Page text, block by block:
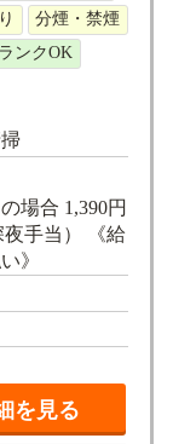
分煙・禁煙
ンクOK
場合 1,390円
夜手当） 《給
》
を見る